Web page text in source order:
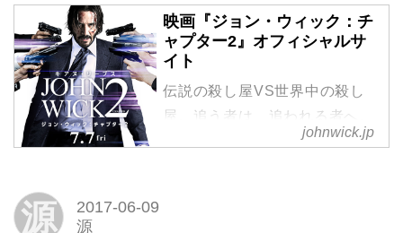
映画『ジョン・ウィック：チ
ャプター2』オフィシャルサ
イト
伝説の殺し屋VS世界中の殺し
屋。追う者は、追われる者へ。
今始まる、復讐のバトルロワイ
johnwick.jp
源
2017-06-09
源